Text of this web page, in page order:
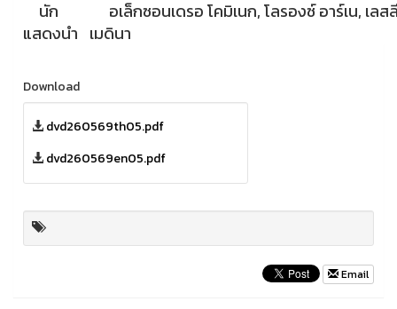
นัก
แสดงนำ
อเล็กซอนเดรอ โคมิเนก, โลรองซ์ อาร์เน, เลส
เมดินา
Download
dvd260569th05.pdf
dvd260569en05.pdf
Email